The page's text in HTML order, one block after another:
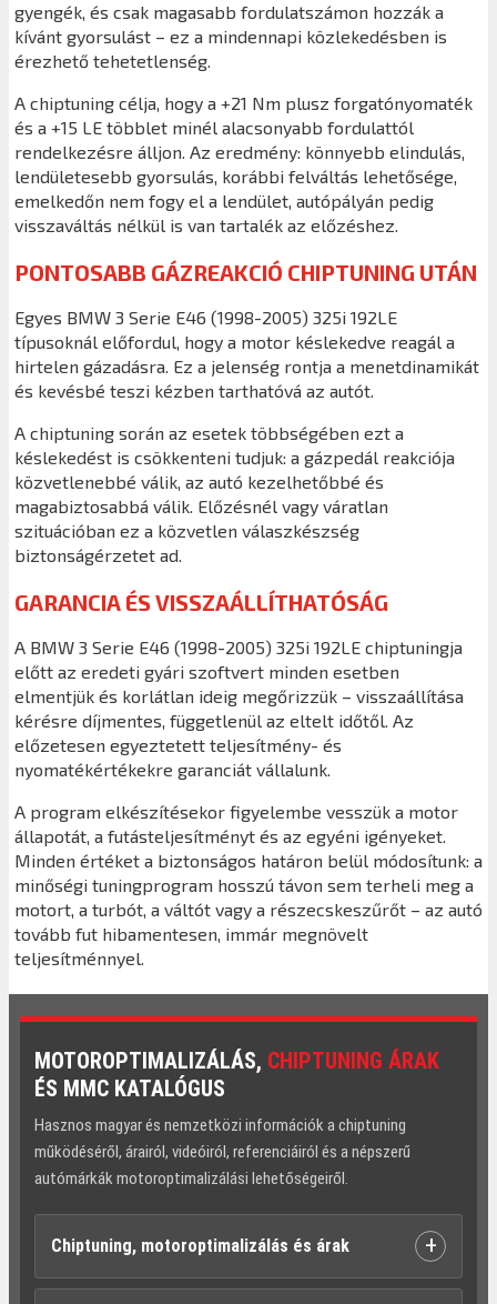
gyengék, és csak magasabb fordulatszámon hozzák a
kívánt gyorsulást – ez a mindennapi közlekedésben is
érezhető tehetetlenség.
A chiptuning célja, hogy a +21 Nm plusz forgatónyomaték
és a +15 LE többlet minél alacsonyabb fordulattól
rendelkezésre álljon. Az eredmény: könnyebb elindulás,
lendületesebb gyorsulás, korábbi felváltás lehetősége,
emelkedőn nem fogy el a lendület, autópályán pedig
visszaváltás nélkül is van tartalék az előzéshez.
PONTOSABB GÁZREAKCIÓ CHIPTUNING UTÁN
Egyes BMW 3 Serie E46 (1998-2005) 325i 192LE
típusoknál előfordul, hogy a motor késlekedve reagál a
hirtelen gázadásra. Ez a jelenség rontja a menetdinamikát
és kevésbé teszi kézben tarthatóvá az autót.
A chiptuning során az esetek többségében ezt a
késlekedést is csökkenteni tudjuk: a gázpedál reakciója
közvetlenebbé válik, az autó kezelhetőbbé és
magabiztosabbá válik. Előzésnél vagy váratlan
szituációban ez a közvetlen válaszkészség
biztonságérzetet ad.
GARANCIA ÉS VISSZAÁLLÍTHATÓSÁG
A BMW 3 Serie E46 (1998-2005) 325i 192LE chiptuningja
előtt az eredeti gyári szoftvert minden esetben
elmentjük és korlátlan ideig megőrizzük – visszaállítása
kérésre díjmentes, függetlenül az eltelt időtől. Az
előzetesen egyeztetett teljesítmény- és
nyomatékértékekre garanciát vállalunk.
A program elkészítésekor figyelembe vesszük a motor
állapotát, a futásteljesítményt és az egyéni igényeket.
Minden értéket a biztonságos határon belül módosítunk: a
minőségi tuningprogram hosszú távon sem terheli meg a
motort, a turbót, a váltót vagy a részecskeszűrőt – az autó
tovább fut hibamentesen, immár megnövelt
teljesítménnyel.
MOTOROPTIMALIZÁLÁS, CHIPTUNING ÁRAK
ÉS MMC KATALÓGUS
Hasznos magyar és nemzetközi információk a chiptuning
működéséről, árairól, videóiról, referenciáiról és a népszerű
autómárkák motoroptimalizálási lehetőségeiről.
Chiptuning, motoroptimalizálás és árak +